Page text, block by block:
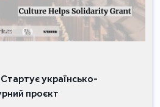
українсько-
проєкт